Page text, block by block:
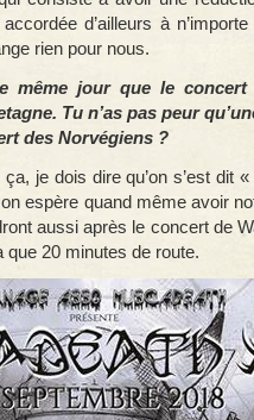
d’ailleurs à
rien pour nous.
même jour que le concert
Tu n’as pas peur
des Norvégiens ?
je dois dire qu’on s’est dit
espère quand même avoir
aussi après le concert de
que 20 minutes de route.